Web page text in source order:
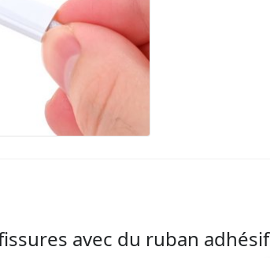
avec du ruban adhésif